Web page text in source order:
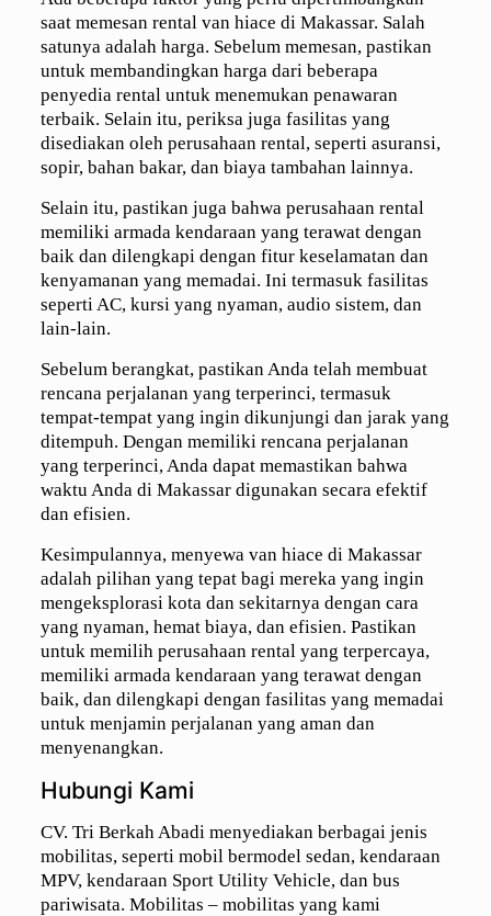
saat memesan rental van hiace di Makassar. Salah
satunya adalah harga. Sebelum memesan, pastikan
untuk membandingkan harga dari beberapa
penyedia rental untuk menemukan penawaran
terbaik. Selain itu, periksa juga fasilitas yang
disediakan oleh perusahaan rental, seperti asuransi,
sopir, bahan bakar, dan biaya tambahan lainnya.
Selain itu, pastikan juga bahwa perusahaan rental
memiliki armada kendaraan yang terawat dengan
baik dan dilengkapi dengan fitur keselamatan dan
kenyamanan yang memadai. Ini termasuk fasilitas
seperti AC, kursi yang nyaman, audio sistem, dan
lain-lain.
Sebelum berangkat, pastikan Anda telah membuat
rencana perjalanan yang terperinci, termasuk
tempat-tempat yang ingin dikunjungi dan jarak yang
ditempuh. Dengan memiliki rencana perjalanan
yang terperinci, Anda dapat memastikan bahwa
waktu Anda di Makassar digunakan secara efektif
dan efisien.
Kesimpulannya, menyewa van hiace di Makassar
adalah pilihan yang tepat bagi mereka yang ingin
mengeksplorasi kota dan sekitarnya dengan cara
yang nyaman, hemat biaya, dan efisien. Pastikan
untuk memilih perusahaan rental yang terpercaya,
memiliki armada kendaraan yang terawat dengan
baik, dan dilengkapi dengan fasilitas yang memadai
untuk menjamin perjalanan yang aman dan
menyenangkan.
Hubungi Kami
CV. Tri Berkah Abadi menyediakan berbagai jenis
mobilitas, seperti mobil bermodel sedan, kendaraan
MPV, kendaraan Sport Utility Vehicle, dan bus
pariwisata. Mobilitas – mobilitas yang kami